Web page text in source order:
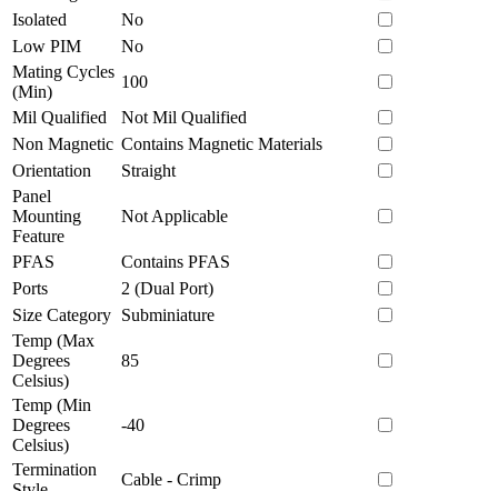
Isolated
No
Low PIM
No
Mating Cycles
(Min)
100
Mil Qualified
Not Mil Qualified
Non Magnetic Contains Magnetic Materials
Orientation
Straight
Panel
Mounting
Feature
Not Applicable
PFAS
Contains PFAS
Ports
2 (Dual Port)
Size Category Subminiature
Temp (Max
Degrees
Celsius)
85
Temp (Min
Degrees
Celsius)
-40
Termination
Cable - Crimp